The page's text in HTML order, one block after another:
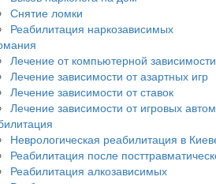
Снятие ломки
Реабилитация наркозависимых
Лечение от компьютерной зависимости
Лечение зависимости от азартных игр
Лечение зависимости от ставок
Лечение зависимости от игровых
Неврологическая реабилитация в
Реабилитация после
Реабилитация алкозависимых